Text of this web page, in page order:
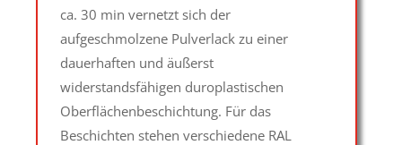
ca. 30 min vernetzt sich der
aufgeschmolzene Pulverlack zu einer
dauerhaften und äußerst
widerstandsfähigen duroplastischen
Oberflächenbeschichtung. Für das
Beschichten stehen verschiedene RAL